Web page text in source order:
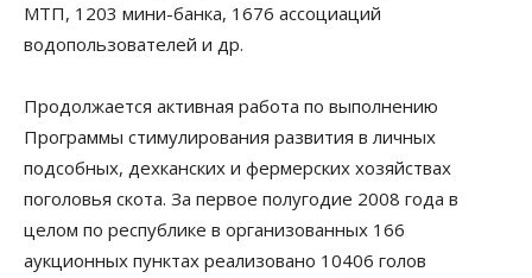
МТП, 1203 мини-банка, 1676 ассоциаций
водопользователей и др.
Продолжается активная работа по выполнению
Программы стимулирования развития в личных
подсобных, дехканских и фермерских хозяйствах
поголовья скота. За первое полугодие 2008 года в
целом по республике в организованных 166
аукционных пунктах реализовано 10406 голов